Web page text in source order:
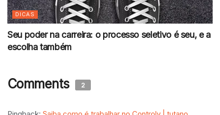
DICAS
Seu poder na carreira: o processo seletivo é seu, e a
escolha também
Comments 2